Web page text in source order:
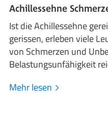
Achillessehne
Ist die Achillessehne
gerissen, erleben viele
von Schmerzen und
Belastungsunfähigkeit
Mehr lesen